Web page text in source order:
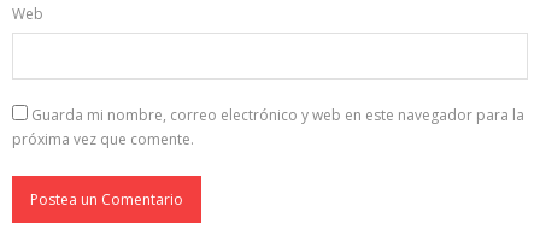
Web
Guarda mi nombre, correo electrónico y web en este navegador para la
próxima vez que comente.